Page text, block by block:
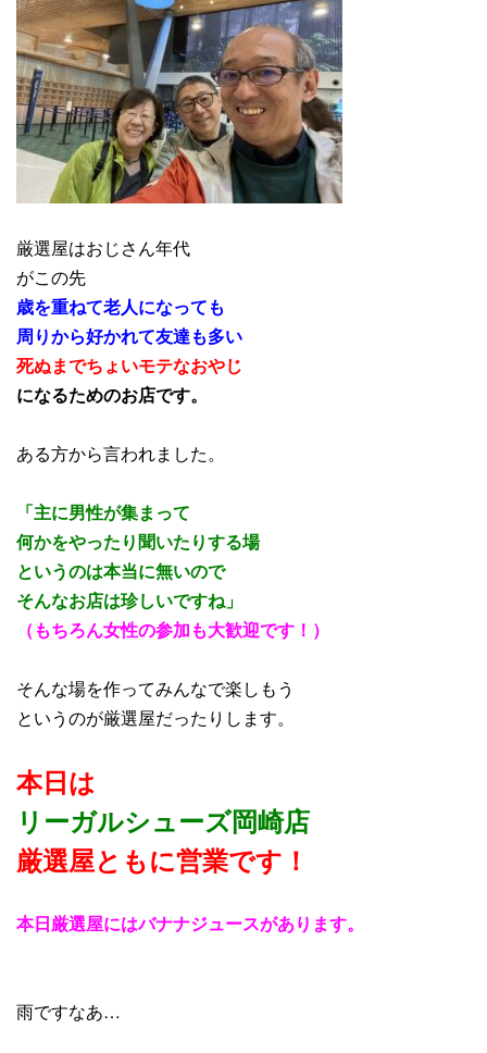
厳選屋はおじさん年代
がこの先
歳を重ねて老人になっても
周りから好かれて友達も多い
死ぬまでちょいモテなおやじ
になるためのお店です。
ある方から言われました。
「主に男性が集まって
何かをやったり聞いたりする場
というのは本当に無いので
そんなお店は珍しいですね」
（もちろん女性の参加も大歓迎です！）
そんな場を作ってみんなで楽しもう
というのが厳選屋だったりします。
本日は
リーガルシューズ岡崎店
厳選屋ともに営業です！
本日厳選屋にはバナナジュースがあります。
雨ですなあ…